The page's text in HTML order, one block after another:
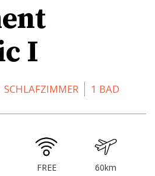
I
SCHLAFZIMMER 1 BAD
FREE 60km